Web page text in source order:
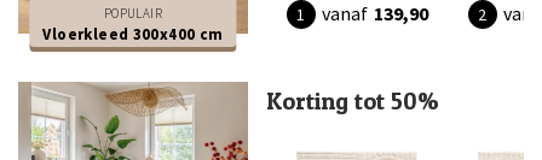
POPULAIR
Vloerkleed 300x400 cm
vanaf 139,90
Korting tot 50%